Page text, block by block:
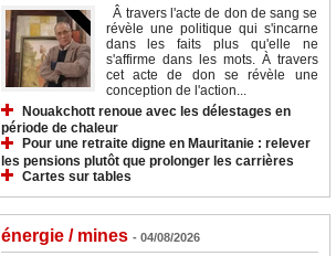
Â travers l'acte de don de sang se
révèle une politique qui s'incarne
dans les faits plus qu'elle ne
s'affirme dans les mots. À travers
cet acte de don se révèle une
conception de l'action...
Nouakchott renoue avec les délestages en
période de chaleur
Pour une retraite digne en Mauritanie : relever
les pensions plutôt que prolonger les carrières
Cartes sur tables
énergie / mines - 04/08/2026